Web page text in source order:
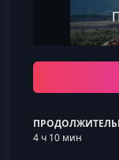
4 ч 10 мин